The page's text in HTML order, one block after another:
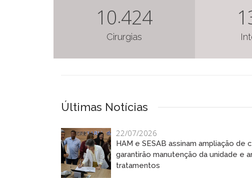
10 424
Cirurgias
1
Últimas Notícias
22/07/2026
HAM e SESAB assinam ampliação de
garantirão manutenção da unidade e
tratamentos